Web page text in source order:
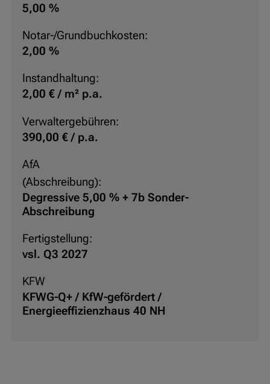
5,00 %
Notar-/Grundbuchkosten:
2,00 %
Instandhaltung:
2,00 € / m² p.a.
Verwaltergebühren:
390,00 € / p.a.
AfA
(Abschreibung):
Degressive 5,00 % + 7b Sonder-
Abschreibung
Fertigstellung:
vsl. Q3 2027
KFW
KFWG-Q+ / KfW-gefördert /
Energieeffizienzhaus 40 NH